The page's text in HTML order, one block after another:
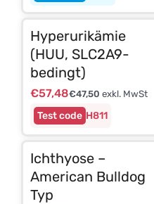
H811
Hyperurikämie
(HUU, SLC2A9-
bedingt)
€57,48€47,50 exkl. MwSt
Ichthyose –
American Bulldog
Typ